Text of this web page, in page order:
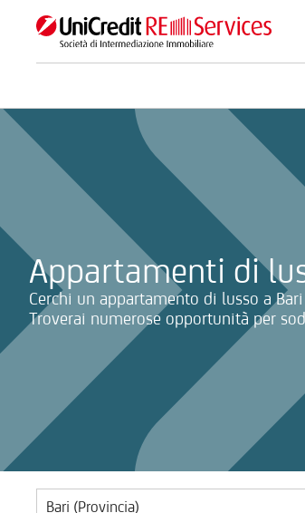
Appartamenti di
Cerchi un appartamento di lusso a
Troverai numerose opportunità per
La ricerca verrà inviata automaticamente alla